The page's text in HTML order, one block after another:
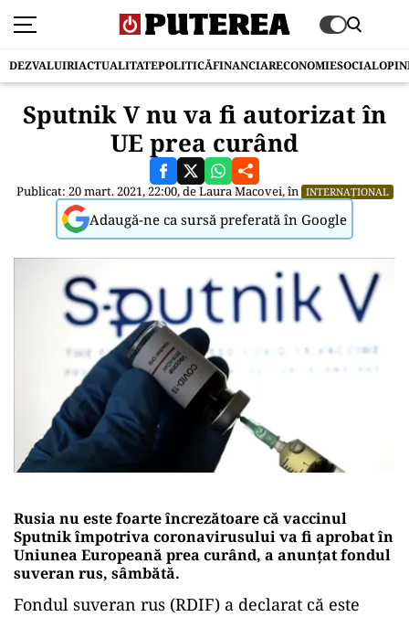
DEZVALUIRIACTUALITATEPOLITICĂFINANCIARECONOMIESOCIAL
Sputnik V nu va fi autorizat în
UE prea curând
Publicat: 20 mart. 2021, 22:00, deLaura Macovei, în INTERNAȚIONAL
Adaugă-ne ca sursă preferată în Google
Rusia nu este foarte încrezătoare că vaccinul
Sputnik împotriva coronavirusului va fi aprobat în
Uniunea Europeană prea curând, a anunțat fondul
suveran rus, sâmbătă.
Fondul suveran rus (RDIF) a declarat că este